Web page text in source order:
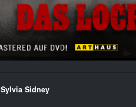
Sylvia Sidney